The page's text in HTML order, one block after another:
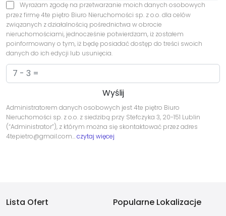
Wyrażam zgodę na przetwarzanie moich danych osobowych
przez firmę 4te piętro Biuro Nieruchomości sp. z o.o. dla celów
związanych z działalnością pośrednictwa w obrocie
nieruchomościami, jednocześnie potwierdzam, iż zostałem
poinformowany o tym, iż będę posiadać dostęp do treści swoich
danych do ich edycji lub usunięcia.
Administratorem danych osobowych jest 4te piętro Biuro
Nieruchomości sp. z o.o. z siedzibą przy Stefczyka 3, 20-151 Lublin
(“Administrator”), z którym można się skontaktować przez adres
4tepietro@gmail.com…czytaj więcej
Lista Ofert
Popularne Lokalizacje